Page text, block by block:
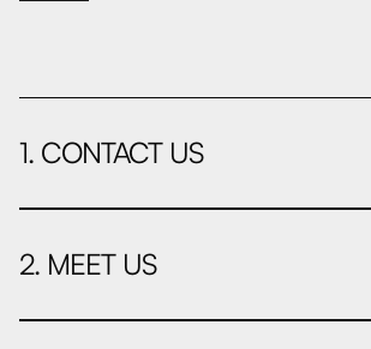
1. CONTACT US
2. MEET US